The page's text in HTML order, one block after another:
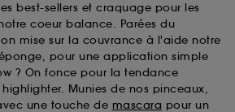
best-sellers et craquage pour les
coeur balance. Parées du
mise sur la couvrance à l'aide notre
pour une application simple
? On fonce pour la tendance
Munies de nos pinceaux,
une touche de mascara pour un